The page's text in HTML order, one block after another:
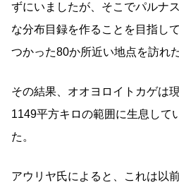
ずにいましたが、そこでパルナ
な分布目録を作ることを目指し
つかった80か所近い地点を訪れ
その結果、オオヨロイトカゲは
1149平方キロの範囲に生息して
た。
アウリヤ氏によると、これは以